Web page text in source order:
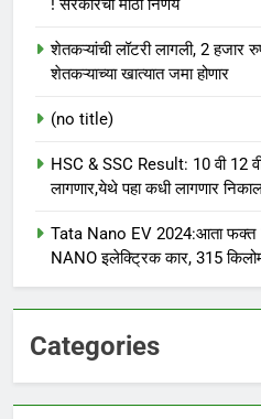
! सरकारचा मोठा निर्णय
शेतकऱ्यांची लॉटरी लागली, 2 हजार
शेतकऱ्याच्या खात्यात जमा होणार
(no title)
HSC & SSC Result: 10 वी 12
लागणार,येथे पहा कधी लागणार
Tata Nano EV 2024:आता फक्त
NANO इलेक्ट्रिक कार, 315
Categories